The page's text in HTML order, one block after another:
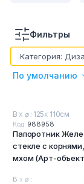
Фильтры
Категория:
По умолчанию
В х ⌀ : 125х 110см
Код: 988958
Папоротник
стекле с
мхом (Арт-
В х ⌀ :